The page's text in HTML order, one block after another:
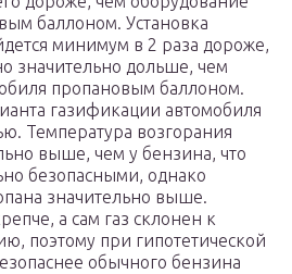
баллоном. Установка
минимум в 2 раза дороже,
значительно дольше, чем
пропановым баллоном.
газификации автомобиля
Температура возгорания
выше, чем у бензина, что
безопасными, однако
значительно выше.
а сам газ склонен к
поэтому при гипотетической
обычного бензина